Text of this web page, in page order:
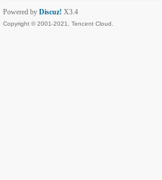
Powered by Discuz! X3.4
Copyright © 2001-2021, Tencent Cloud.